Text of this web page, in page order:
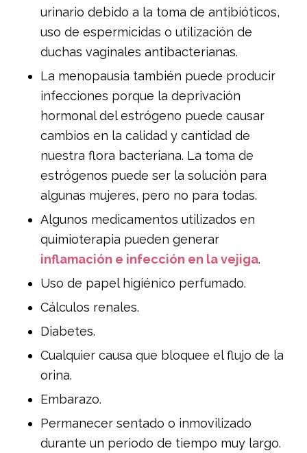
urinario debido a la toma de antibióticos,
uso de espermicidas o utilización de
duchas vaginales antibacterianas.
La menopausia también puede producir
infecciones porque la deprivación
hormonal del estrógeno puede causar
cambios en la calidad y cantidad de
nuestra flora bacteriana. La toma de
estrógenos puede ser la solución para
algunas mujeres, pero no para todas.
Algunos medicamentos utilizados en
quimioterapia pueden generar
inflamación e infección en la vejiga.
Uso de papel higiénico perfumado.
Cálculos renales.
Diabetes.
Cualquier causa que bloquee el flujo de la
orina.
Embarazo.
Permanecer sentado o inmovilizado
durante un periodo de tiempo muy largo.